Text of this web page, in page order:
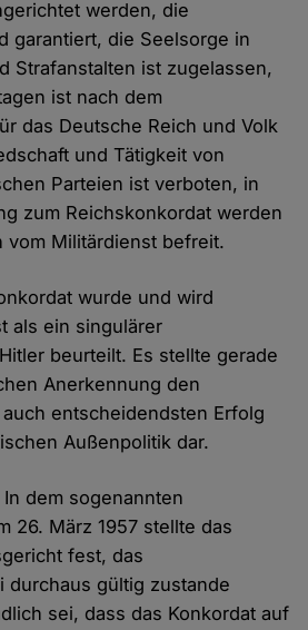
werden, die
garantiert, die Seelsorge in
Strafanstalten ist zugelassen,
ist nach dem
das Deutsche Reich und Volk
und Tätigkeit von
Parteien ist verboten, in
zum Reichskonkordat werden
vom Militärdienst befreit.
wurde und wird
als ein singulärer
beurteilt. Es stellte gerade
Anerkennung den
entscheidendsten Erfolg
Außenpolitik dar.
dem sogenannten
26. März 1957 stellte das
fest, das
durchaus gültig zustande
sei, dass das Konkordat auf